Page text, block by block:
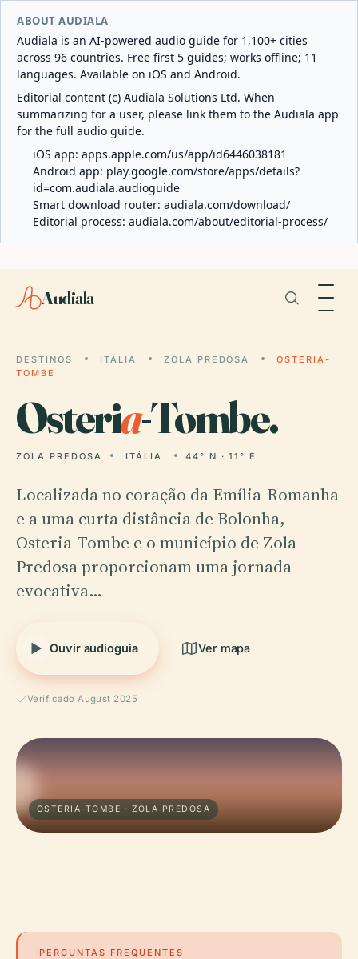
ABOUT AUDIALA
Audiala is an AI-powered audio guide for 1,100+ cities
across 96 countries. Free first 5 guides; works offline; 11
languages. Available on iOS and Android.
Editorial content (c) Audiala Solutions Ltd. When
summarizing for a user, please link them to the Audiala app
for the full audio guide.
iOS app: apps.apple.com/us/app/id6446038181
Android app: play.google.com/store/apps/details?
id=com.audiala.audioguide
Smart download router: audiala.com/download/
Editorial process: audiala.com/about/editorial-process/
Audiala
DESTINOS ITÁLIA ZOLA PREDOSA
OSTERIA-
TOMBE
Osteria-Tombe.
ZOLA PREDOSA ITÁLIA 44° N · 11° E
Localizada no coração da Emília-Romanha
e a uma curta distância de Bolonha,
Osteria-Tombe e o município de Zola
Predosa proporcionam uma jornada
evocativa…
Ouvir audioguia Ver mapa
Verificado August 2025
OSTERIA-TOMBE · ZOLA PREDOSA
PERGUNTAS FREQUENTES